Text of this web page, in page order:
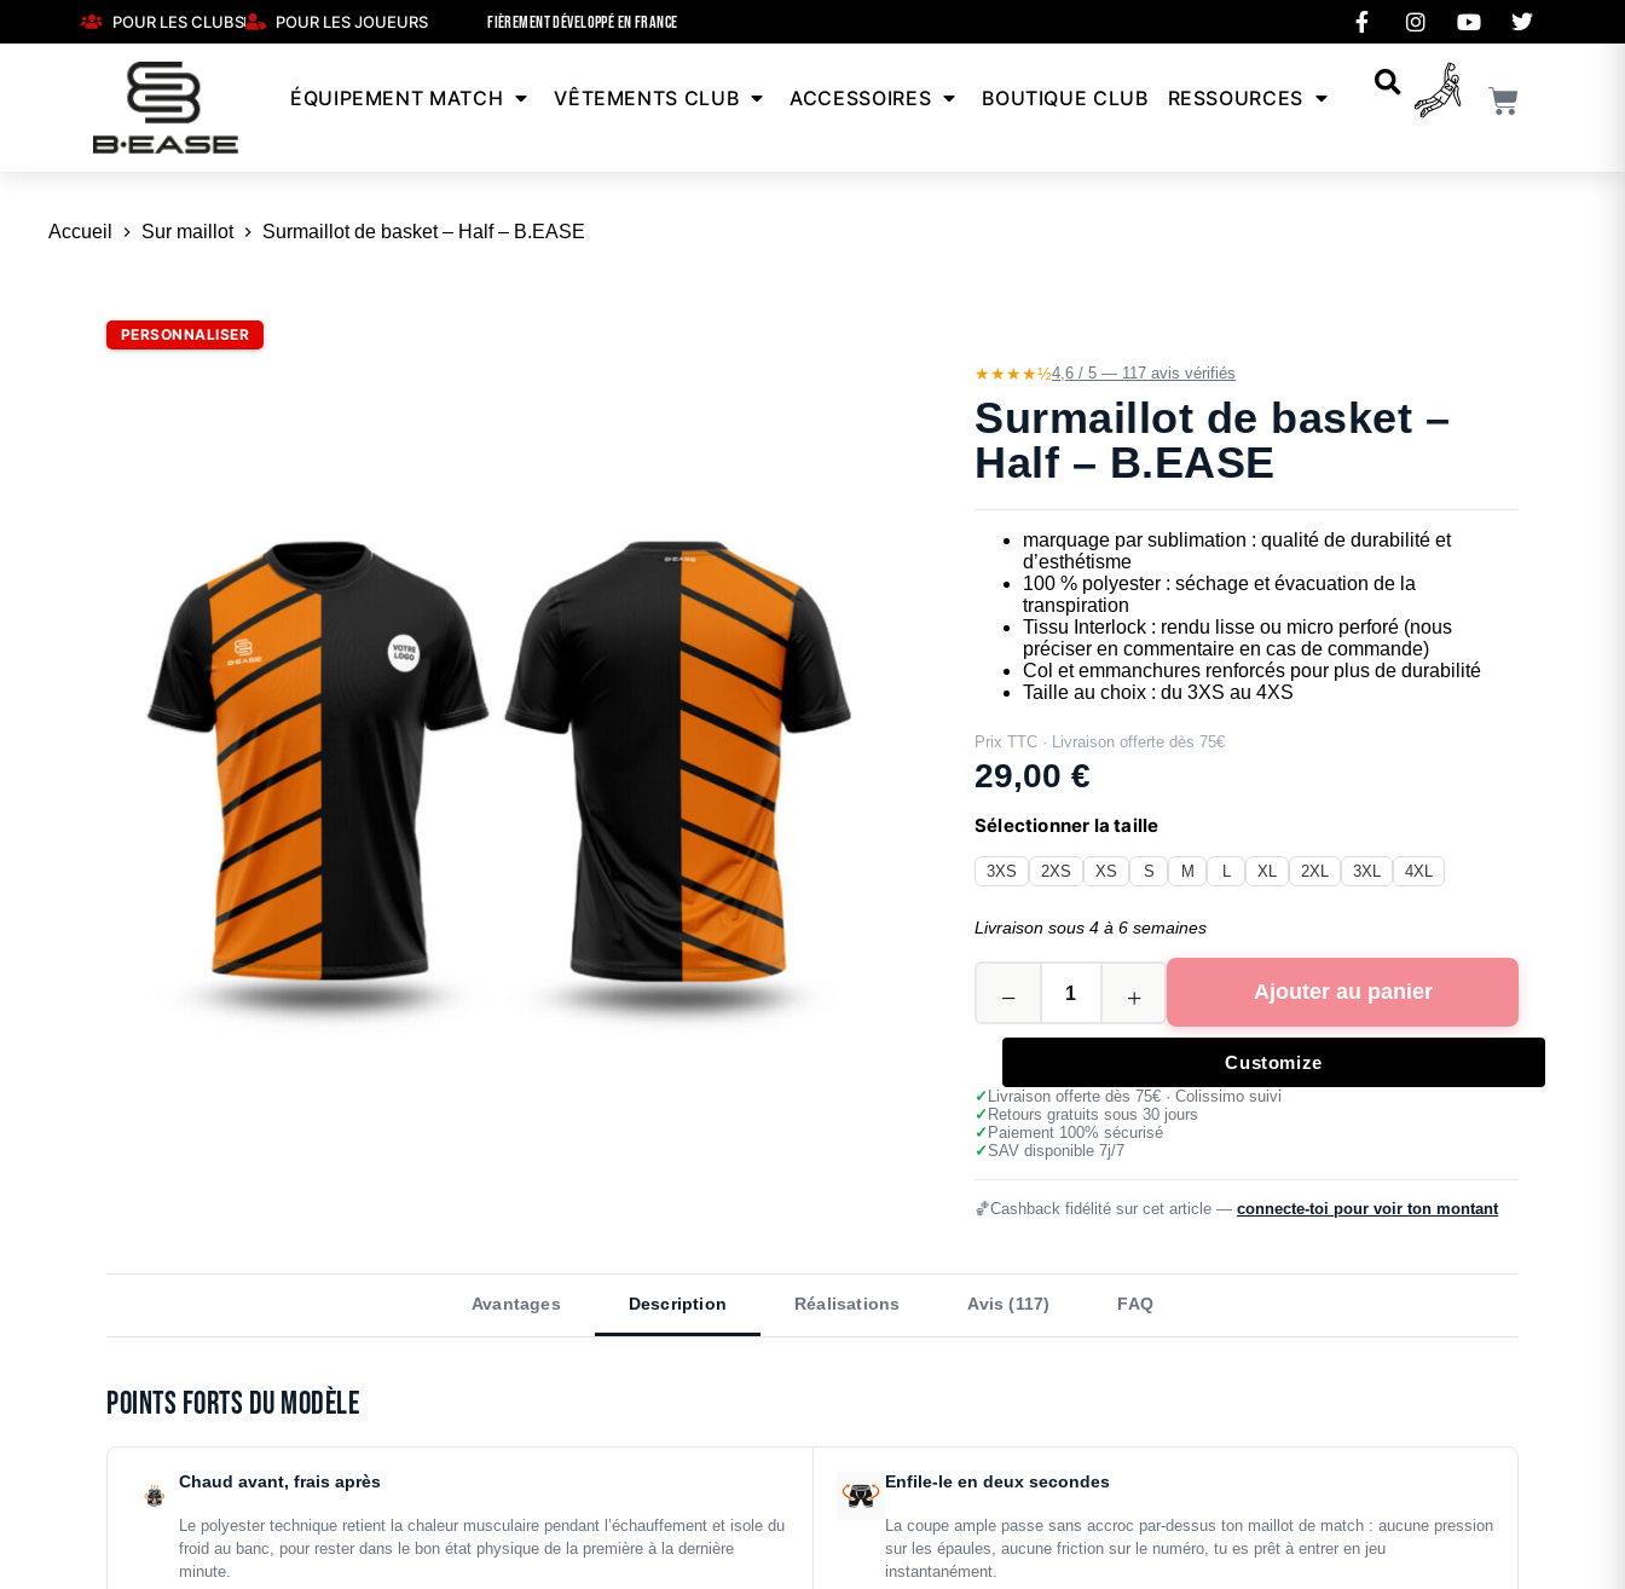
POUR LES CLUBS POUR LES JOUEURS FIÈREMENT DÉVELOPPÉ EN FRANCE
ÉQUIPEMENT MATCH VÊTEMENTS CLUB ACCESSOIRES BOUTIQUE CLUB RESSOURCES
Accueil Sur maillot Surmaillot de basket – Half – B.EASE
PERSONNALISER
★★★★½4,6 / 5 — 117 avis vérifiés
Surmaillot de basket –
Half – B.EASE
marquage par sublimation : qualité de durabilité et
d’esthétisme
100 % polyester : séchage et évacuation de la
transpiration
Tissu Interlock : rendu lisse ou micro perforé (nous
préciser en commentaire en cas de commande)
Col et emmanchures renforcés pour plus de durabilité
Taille au choix : du 3XS au 4XS
Prix TTC · Livraison offerte dès 75€
29,00€
Sélectionner la taille
3XS 2XS XS S M L XL 2XL 3XL 4XL
Livraison sous 4 à 6 semaines
Ajouter au panier
Customize
✓
Livraison offerte dès 75€ · Colissimo suivi
✓ Retours gratuits sous 30 jours
✓ Paiement 100% sécurisé
✓SAV disponible 7j/7
🏀Cashback fidélité sur cet article —connecte-toi pour voir ton montant
Avantages Description Réalisations Avis (117) FAQ
Points forts du modèle
Chaud avant, frais après
Le polyester technique retient la chaleur musculaire pendant l’échauffement et isole du
froid au banc, pour rester dans le bon état physique de la première à la dernière
minute.
Enfile-le en deux secondes
La coupe ample passe sans accroc par-dessus ton maillot de match : aucune pression
sur les épaules, aucune friction sur le numéro, tu es prêt à entrer en jeu
instantanément.